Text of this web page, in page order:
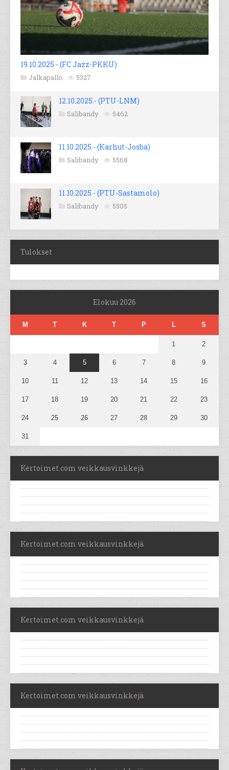
19.10.2025 - (FC Jazz-PKKU)
Jalkapallo 5327
12.10.2025 - (PTU-LNM)
Salibandy 5462
11.10.2025 - (Karhut-Josba)
Salibandy 5568
11.10.2025 - (PTU-Sastamolo)
Salibandy 5505
Tulokset
Elokuu 2026
M T K T P L S
1 2
3 4 5 6 7 8 9
10 11 12 13 14 15 16
17 18 19 20 21 22 23
24 25 26 27 28 29 30
31
Kertoimet.com veikkausvinkkejä
Kertoimet.com veikkausvinkkejä
Kertoimet.com veikkausvinkkejä
Kertoimet.com veikkausvinkkejä